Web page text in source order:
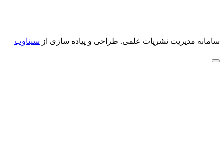
سامانه مدیریت نشریات علمی. طراحی و پیاده سازی از سیناوب